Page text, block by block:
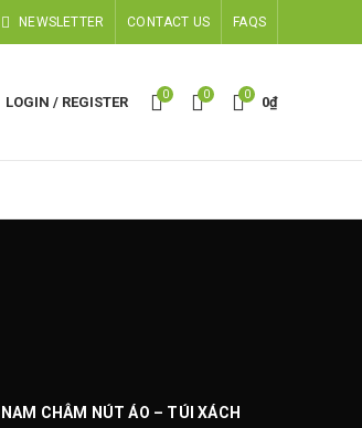
NEWSLETTER CONTACT US FAQS
LOGIN / REGISTER 0 0 0 0₫
NAM CHÂM NÚT ÁO – TÚI XÁCH